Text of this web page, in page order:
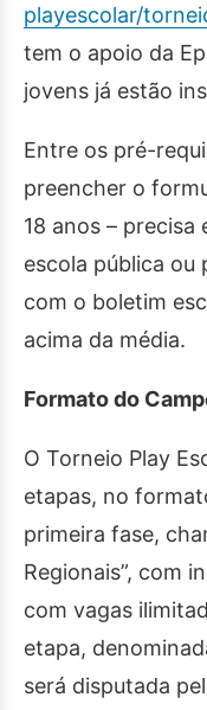
playescolar/
tem o apoio da
jovens já estão
Entre os pré-
preencher o
18 anos –
escola pública ou
com o boletim
acima da média.
Formato do
O Torneio Play
etapas, no
primeira fase,
Regionais”, com
com vagas
etapa,
será disputada